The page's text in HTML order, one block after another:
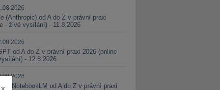
(Anthropic) od A do Z v právní praxi
- živé vysílání) - 11.8.2026
od A do Z v právní praxi 2026 (online -
- 12.8.2026
a NotebookLM od A do Z v právní praxi